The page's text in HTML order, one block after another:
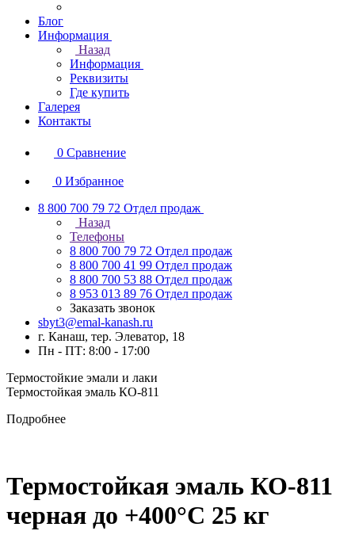
Блог
Информация
Назад
Информация
Реквизиты
Где купить
Галерея
Контакты
0 Сравнение
0 Избранное
8 800 700 79 72 Отдел продаж
Назад
Телефоны
8 800 700 79 72 Отдел продаж
8 800 700 41 99 Отдел продаж
8 800 700 53 88 Отдел продаж
8 953 013 89 76 Отдел продаж
Заказать звонок
sbyt3@emal-kanash.ru
г. Канаш, тер. Элеватор, 18
Пн - ПТ: 8:00 - 17:00
Термостойкие эмали и лаки
Термостойкая эмаль КО-811
Подробнее
Термостойкая эмаль КО-811
черная до +400°C 25 кг